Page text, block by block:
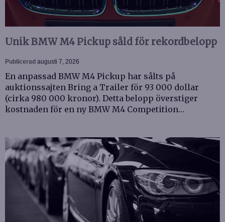
Unik BMW M4 Pickup såld för rekordbelopp
Publicerad augusti 7, 2026
En anpassad BMW M4 Pickup har sålts på
auktionssajten Bring a Trailer för 93 000 dollar
(cirka 980 000 kronor). Detta belopp överstiger
kostnaden för en ny BMW M4 Competition…